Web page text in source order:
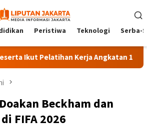
Peristiwa Teknologi Serba-
Pelatihan Kerja Angkatan 1 di PPKD
Beckham dan
FIFA 2026